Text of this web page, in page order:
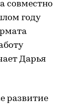
совместно
году
Дарья
развитие